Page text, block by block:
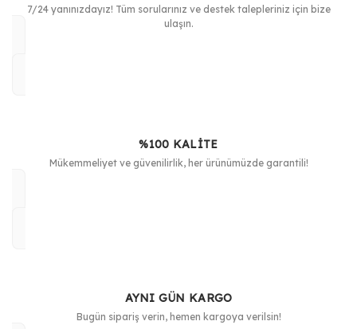
7/24 yanınızdayız! Tüm sorularınız ve destek talepleriniz için bize
ulaşın.
%100 KALİTE
Mükemmeliyet ve güvenilirlik, her ürünümüzde garantili!
AYNI GÜN KARGO
Bugün sipariş verin, hemen kargoya verilsin!